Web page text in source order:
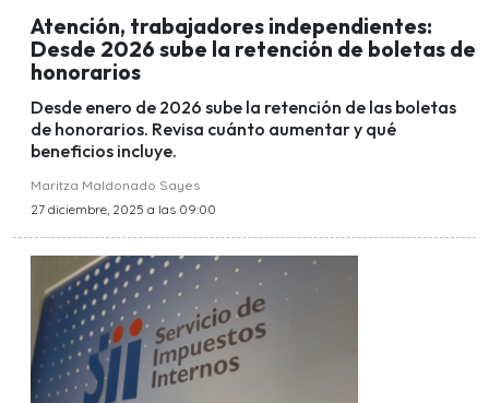
Atención, trabajadores independientes:
Desde 2026 sube la retención de boletas de
honorarios
Desde enero de 2026 sube la retención de las boletas
de honorarios. Revisa cuánto aumentar y qué
beneficios incluye.
Maritza Maldonado Sayes
27 diciembre, 2025 a las 09:00